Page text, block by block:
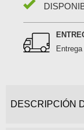
DESCRIPCIÓN